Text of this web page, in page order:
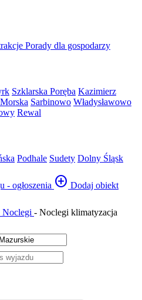
Porady dla gospodarzy
Szklarska Poręba Kazimierz
Sarbinowo Władysławowo
Rewal
Podhale Sudety Dolny Śląsk
- ogłoszenia add_circle Dodaj obiekt
Noclegi - Noclegi klimatyzacja